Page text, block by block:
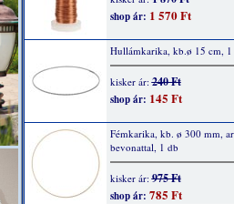
shop ár: 1 570 Ft
Hullámkarika, kb.ø 15 cm, 1
kisker ár:240 Ft
shop ár: 145 Ft
Fémkarika, kb. ø 300 mm,
bevonattal, 1 db
kisker ár:975 Ft
shop ár: 785 Ft